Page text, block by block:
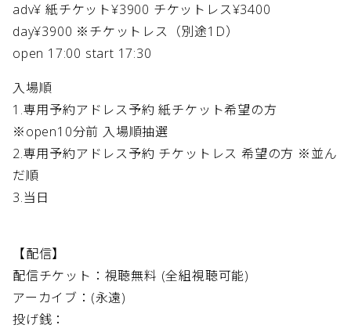
adv¥ 紙チケット¥3900 チケットレス¥3400
day¥3900 ※チケットレス（別途1D）
open 17:00 start 17:30
入場順
1.専用予約アドレス予約 紙チケット希望の方
※open10分前 入場順抽選
2.専用予約アドレス予約 チケットレス 希望の方 ※並ん
だ順
3.当日
【配信】
配信チケット：視聴無料 (全組視聴可能)
アーカイブ：(永遠)
投げ銭：